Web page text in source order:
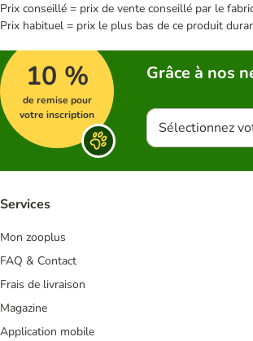
Prix conseillé = prix de vente conseillé par le
Prix habituel = prix le plus bas de ce produit
10 %
de remise pour
votre inscription
Grâce à nos
Sélectionnez
Services
Mon zooplus
FAQ & Contact
Frais de livraison
Magazine
Application mobile